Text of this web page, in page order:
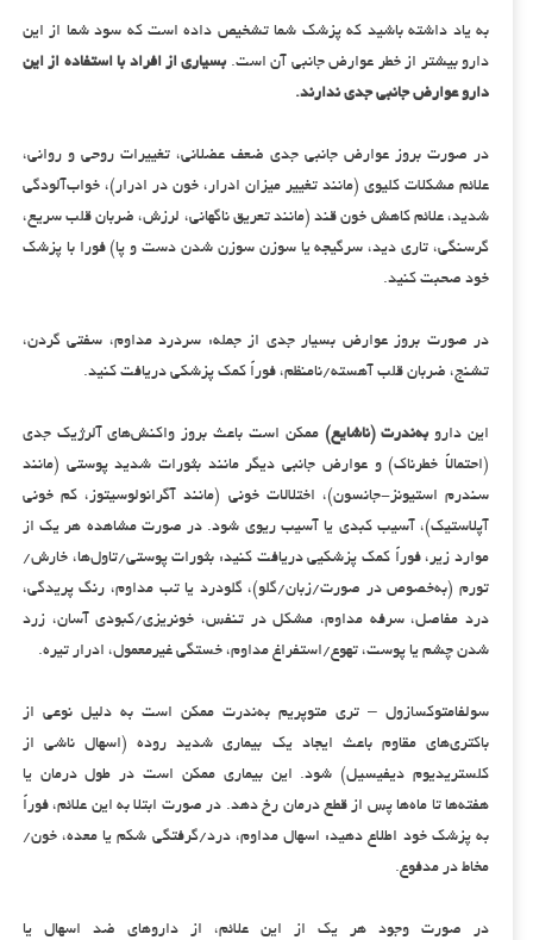
به یاد داشته باشید که پزشک شما تشخیص داده است که سود شما از این
دارو بیشتر از خطر عوارض جانبی آن است. بسیاری از افراد با استفاده از این
دارو عوارض جانبی جدی ندارند.
در صورت بروز عوارض جانبی جدی ضعف عضلانی، تغییرات روحی و روانی،
علائم مشکلات کلیوی (مانند تغییر میزان ادرار، خون در ادرار)، خواب‌آلودگی
شدید، علائم کاهش خون قند (مانند تعریق ناگهانی، لرزش، ضربان قلب سریع،
گرسنگی، تاری دید، سرگیجه یا سوزن سوزن شدن دست و پا) فورا با پزشک
خود صحبت کنید.
در صورت بروز عوارض بسیار جدی از جمله: سردرد مداوم، سفتی گردن،
تشنج، ضربان قلب آهسته/نامنظم، فوراً کمک پزشکی دریافت کنید.
این دارو به‌ندرت (ناشایع)ممکن است باعث بروز واکنش‌های آلرژیک جدی
(احتمالاً خطرناک) و عوارض جانبی دیگر مانند بثورات شدید پوستی (مانند
سندرم استیونز-جانسون)، اختلالات خونی (مانند آگرانولوسیتوز، کم خونی
آپلاستیک)، آسیب کبدی یا آسیب ریوی شود. در صورت مشاهده هر یک از
موارد زیر، فوراً کمک پزشکیی دریافت کنید: بثورات پوستی/تاول‌ها، خارش/
تورم (به‌خصوص در صورت/زبان/گلو)، گلودرد یا تب مداوم، رنگ پریدگی،
درد مفاصل، سرفه مداوم، مشکل در تنفس، خونریزی/کبودی آسان، زرد
شدن چشم یا پوست، تهوع/استفراغ مداوم، خستگی غیرمعمول، ادرار تیره.
سولفامتوکسازول – تری متوپریم به‌ندرت ممکن است به دلیل نوعی از
باکتری‌های مقاوم باعث ایجاد یک بیماری شدید روده (اسهال ناشی از
کلستریدیوم دیفیسیل) شود. این بیماری ممکن است در طول درمان یا
هفته‌ها تا ماه‌ها پس از قطع درمان رخ دهد. در صورت ابتلا به این علائم، فوراً
به پزشک خود اطلاع دهید: اسهال مداوم، درد/گرفتگی شکم یا معده، خون/
مخاط در مدفوع.
در صورت وجود هر یک از این علائم، از داروهای ضد اسهال یا